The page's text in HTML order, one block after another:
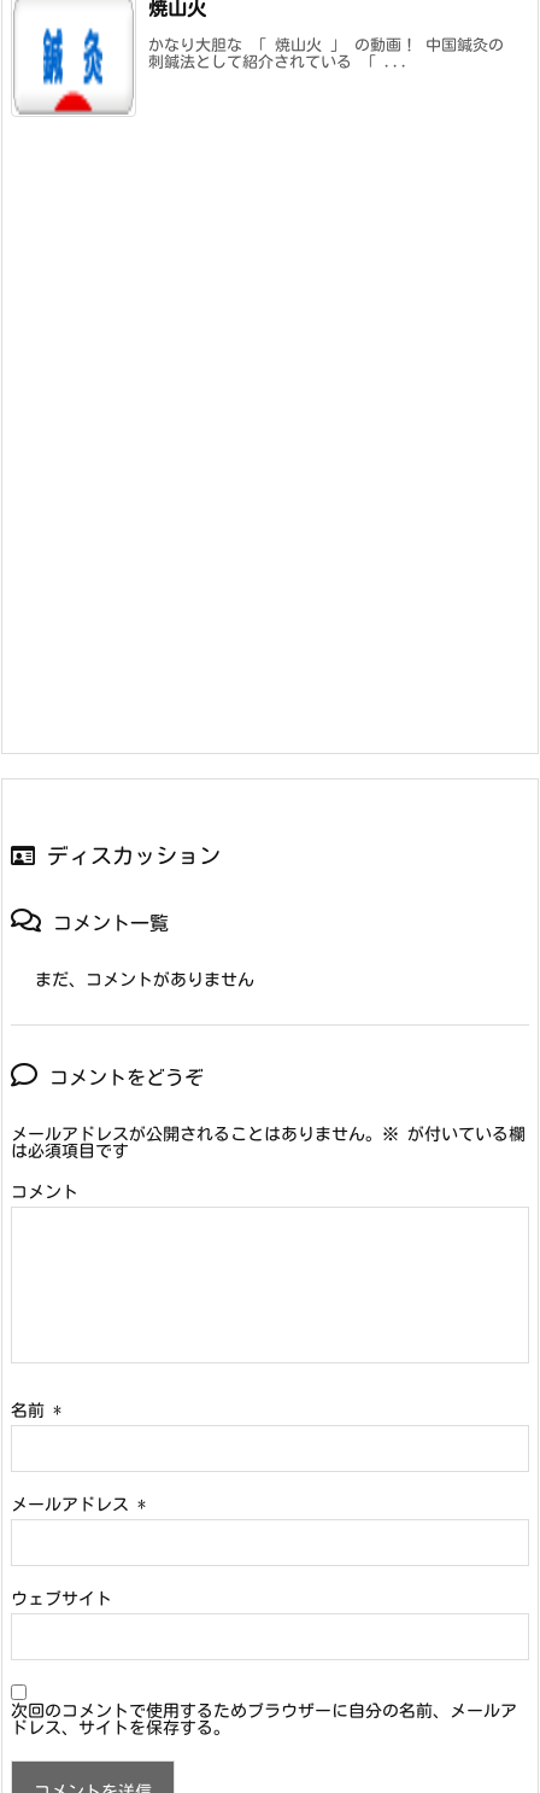
焼山火
かなり大胆な 「 焼山火 」 の動画！ 中国鍼灸の
刺鍼法として紹介されている 「 ...
ディスカッション
コメント一覧
まだ、コメントがありません
コメントをどうぞ
メールアドレスが公開されることはありません。 ※ が付いている欄
は必須項目です
コメント
名前 *
メールアドレス *
ウェブサイト
次回のコメントで使用するためブラウザーに自分の名前、メールア
ドレス、サイトを保存する。